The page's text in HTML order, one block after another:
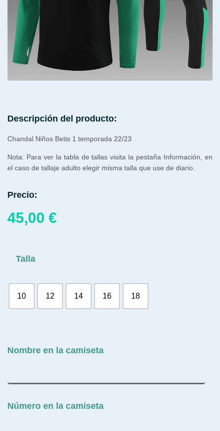
Descripción del producto:
Chandal Niños Betis 1 temporada 22/23
Nota: Para ver la tabla de tallas visita la pestaña Información, en
el caso de tallaje adulto elegir misma talla que use de diario.
Precio:
45,00 €
Talla
10 12 14 16 18
Nombre en la camiseta
Número en la camiseta